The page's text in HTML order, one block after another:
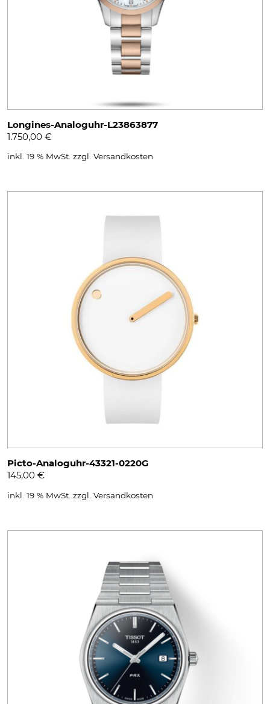
Longines-Analoguhr-L23863877
1.750,00 €
inkl. 19 % MwSt. zzgl. Versandkosten
Picto-Analoguhr-43321-0220G
145,00 €
inkl. 19 % MwSt. zzgl. Versandkosten